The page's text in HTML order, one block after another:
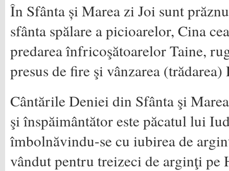
În Sfânta și Marea zi Joi sunt
sfânta spălare a picioarelor, Cina
predarea înfricoşătoarelor Taine,
presus de fire şi vânzarea
Cântările Deniei din Sfânta şi
şi înspăimântător este păcatul lui
îmbolnăvindu-se cu iubirea de
vândut pentru treizeci de arginţi pe